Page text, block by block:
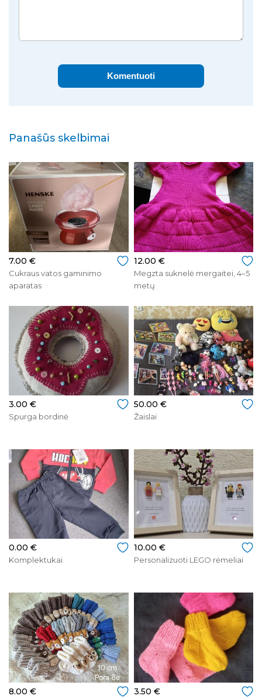
Komentuoti
Panašūs skelbimai
7.00 €
Cukraus vatos gaminimo
aparatas
12.00 €
Megzta suknelė mergaitei, 4–5
metų
3.00 €
Spurga bordinė
50.00 €
Žaislai
0.00 €
Komplektukai
10.00 €
Personalizuoti LEGO rėmeliai
8.00 € 3.50 €